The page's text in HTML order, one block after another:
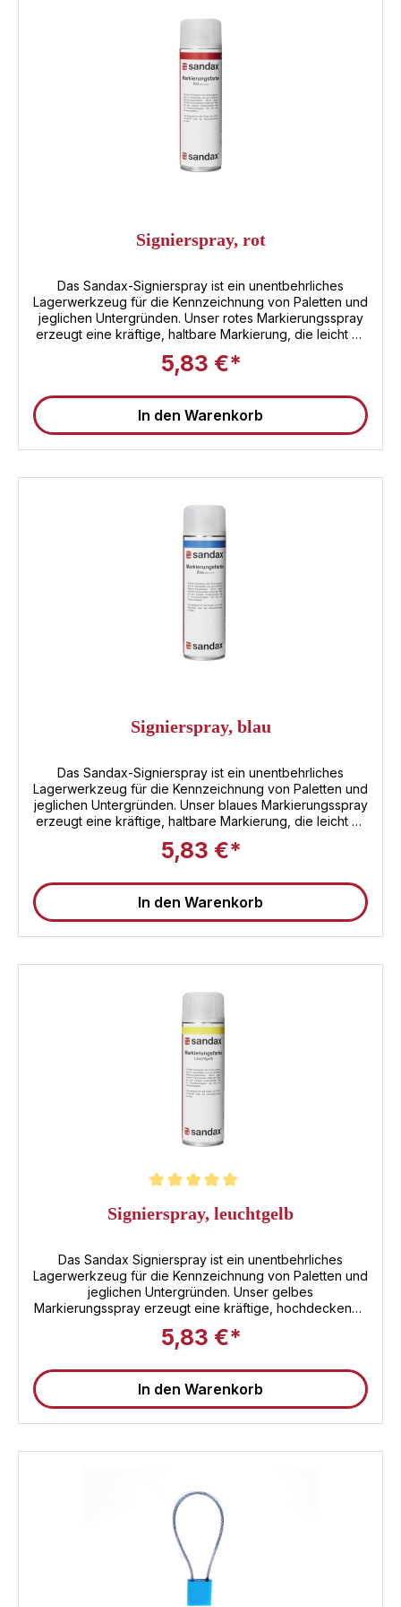
sichern – hält auch bei Fahrt Belastung standPflege:
Trocknen lassen, reinigen, UV-beständig – so bleibt es
optimal nutzbar und langlebigIn unserem Online-Shop
finden Sie auch weitere Abdeckplanen und
Abdecknetze zur Ladungssicherung!
Signierspray, rot
Das Sandax-Signierspray ist ein unentbehrliches
Lagerwerkzeug für die Kennzeichnung von Paletten und
jeglichen Untergründen. Unser rotes Markierungsspray
erzeugt eine kräftige, haltbare Markierung, die leicht zu
Außerdem sorgt es für ein sauberes Finish, das
und zuverlässig und somit ideal für die Anwendung in
Lagerhäusern, Produktionsstätten und andere
gewerblichen Bereichen. Investieren Sie in
Spitzenqualität mit unserem Markierungsspray von
Arbeitsabläufe.
5,83 €*
In den Warenkorb
Signierspray, blau
Das Sandax-Signierspray ist ein unentbehrliches
Lagerwerkzeug für die Kennzeichnung von Paletten und
jeglichen Untergründen. Unser blaues Markierungsspray
erzeugt eine kräftige, haltbare Markierung, die leicht zu
Außerdem sorgt es für ein sauberes Finish, das
und zuverlässig und somit ideal für die Anwendung in
Lagerhäusern, Produktionsstätten und andere
gewerblichen Bereichen. Investieren Sie in
Spitzenqualität mit unserem Markierungsspray von
Arbeitsabläufe.
5,83 €*
In den Warenkorb
Signierspray, leuchtgelb
Das Sandax Signierspray ist ein unentbehrliches
Lagerwerkzeug für die Kennzeichnung von Paletten und
jeglichen Untergründen. Unser gelbes
Markierungsspray erzeugt eine kräftige, hochdeckende
rauen Arbeitsumgebungen standhält. Außerdem sorgt es
nicht beschädigt. Es ist sicher und zuverlässig und somit
ideal für die Anwendung in Lagerhäusern,
Produktionsstätten und andere gewerblichen Bereichen.
Investieren Sie in Spitzenqualität mit unserem
Hilfsmittel im Bereich Industriebedarf für effiziente
widerstandsfähig und präzise
steuerbar.Produktinformationen im DetailFarbe:
Neon‑Gelb → maximale Sichtbarkeit auch bei
schlechten LichtverhältnissenInhalt: 500 ml pro Dose –
ergiebig und ideal für umfangreiche
KennzeichnungsaufgabenTrocknung: Schnell einsetzbar
– sprühen, trocknen, weiterarbeitenHaftung: Stark auf
5,83 €*
In den Warenkorb